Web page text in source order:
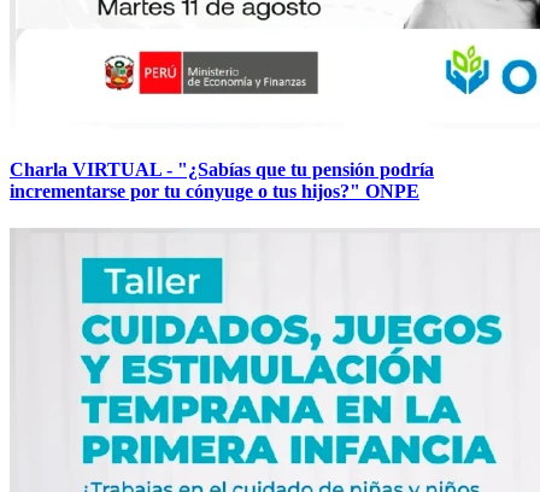
Charla VIRTUAL - "¿Sabías que tu pensión podría
incrementarse por tu cónyuge o tus hijos?" ONPE